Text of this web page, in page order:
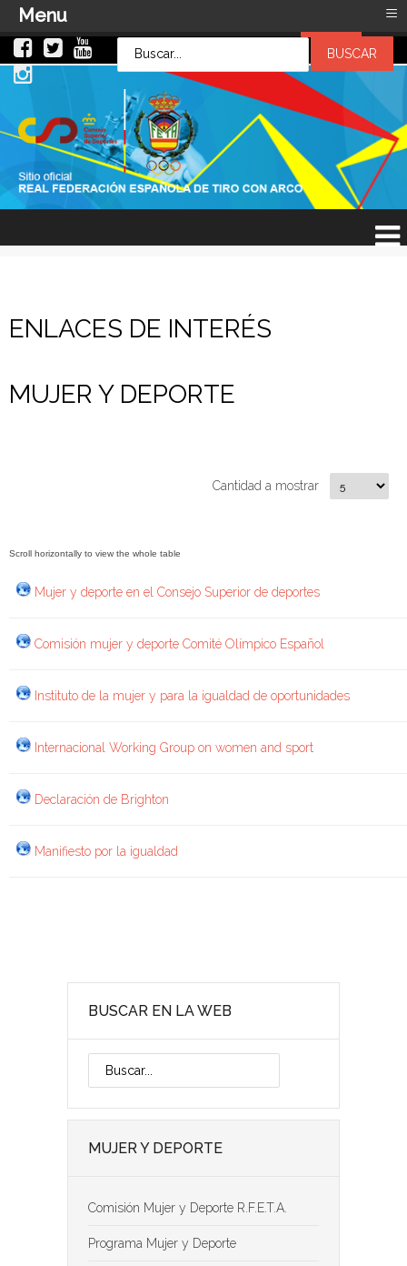
ENLACES DE INTERÉS
MUJER Y DEPORTE
Cantidad a mostrar
Mujer y deporte en el Consejo Superior de deportes
Comisión mujer y deporte Comité Olímpico Español
Instituto de la mujer y para la igualdad de oportunidades
Internacional Working Group on women and sport
Declaración de Brighton
Manifiesto por la igualdad
BUSCAR EN LA WEB
MUJER Y DEPORTE
Comisión Mujer y Deporte R.F.E.T.A.
Programa Mujer y Deporte
LOG IN
Contraseña
Recuérdeme
Menu ≡